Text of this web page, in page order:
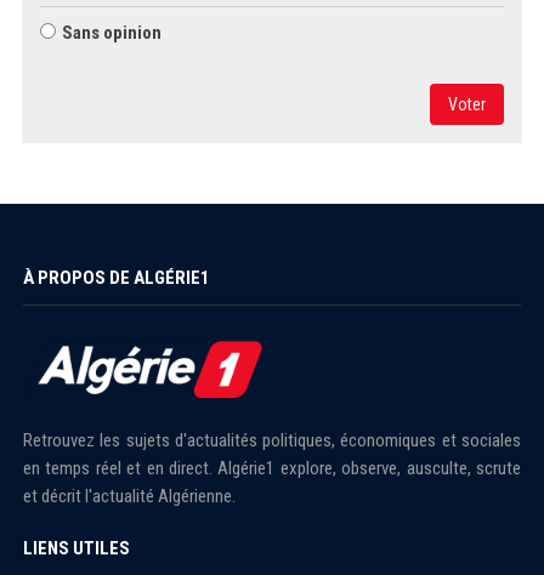
Sans opinion
Voter
À PROPOS DE ALGÉRIE1
Retrouvez les sujets d'actualités politiques, économiques et sociales
en temps réel et en direct. Algérie1 explore, observe, ausculte, scrute
et décrit l'actualité Algérienne.
LIENS UTILES